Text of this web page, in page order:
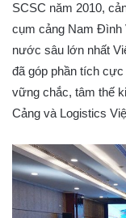
SCSC năm 2010,
cụm cảng Nam Đình
nước sâu lớn nhất
đã góp phần tích
vững chắc, tâm thế
Cảng và Logistics